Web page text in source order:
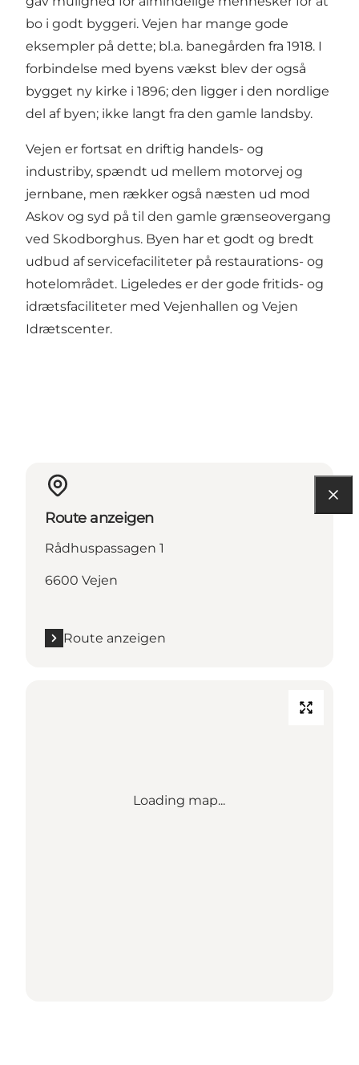
bo i godt byggeri. Vejen har mange gode
eksempler på dette; bl.a. banegården fra 1918. I
forbindelse med byens vækst blev der også
bygget ny kirke i 1896; den ligger i den nordlige
del af byen; ikke langt fra den gamle landsby.
Vejen er fortsat en driftig handels- og
industriby, spændt ud mellem motorvej og
jernbane, men rækker også næsten ud mod
Askov og syd på til den gamle grænseovergang
ved Skodborghus. Byen har et godt og bredt
udbud af servicefaciliteter på restaurations- og
hotelområdet. Ligeledes er der gode fritids- og
idrætsfaciliteter med Vejenhallen og Vejen
Idrætscenter.
Route anzeigen
Rådhuspassagen 1
6600 Vejen
Route anzeigen
Loading map...